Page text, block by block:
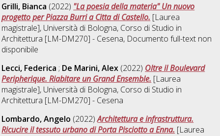
Grilli, Bianca (2022) "La poesia della materia" Un nuovo
progetto per Piazza Burri a Citta di Castello. [Laurea
magistrale], Università di Bologna, Corso di Studio in
Architettura [LM-DM270] - Cesena, Documento full-text non
disponibile
Lecci, Federica ; De Marini, Alex (2022) Oltre il Boulevard
Peripherique. Riabitare un Grand Ensemble. [Laurea
magistrale], Università di Bologna, Corso di Studio in
Architettura [LM-DM270] - Cesena
Lombardo, Angelo (2022)Architettura e infrastruttura.
Ricucire il tessuto urbano di Porta Pisciotto a Enna. [Laurea